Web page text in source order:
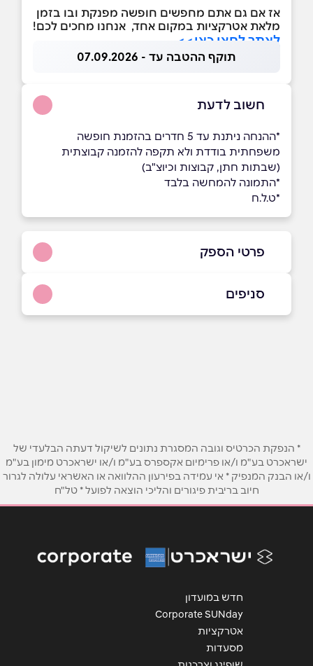
אז אם גם אתם מחפשים חופשה מפנקת ובו בזמן
מלאת אטרקציות במקום אחד, אנחנו מחכים לכם!
לאתר לחצו כאן>>
תוקף ההטבה עד - 07.09.2026
חשוב לדעת
*ההנחה ניתנת עד 5 חדרים בהזמנת חופשה
משפחתית בודדת ולא תקפה להזמנה קבוצתית
(שבתות חתן, קבוצות וכיוצ"ב)
*התמונה להמחשה בלבד
*ט.ל.ח
פרטי הספק
נושא
אנא חזרו אלי בקשר ל...
סניפים
* הנפקת הכרטיס וגובה המסגרת נתונים לשיקול דעתה הבלעדי של
ישראכרט בע"מ ו/או פרימיום אקספרס בע"מ ו/או ישראכרט מימון בע"מ
ו/או הבנק המנפיק * אי עמידה בפירעון ההלוואה או האשראי עלולה לגרור
חיוב בריבית פיגורים והליכי הוצאה לפועל * טל"ח
חדש במועדון
Corporate SUNday
אטרקציות
מסעדות